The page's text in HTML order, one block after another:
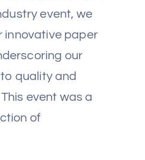
event, we
innovative paper
our
quality and
event was a
of